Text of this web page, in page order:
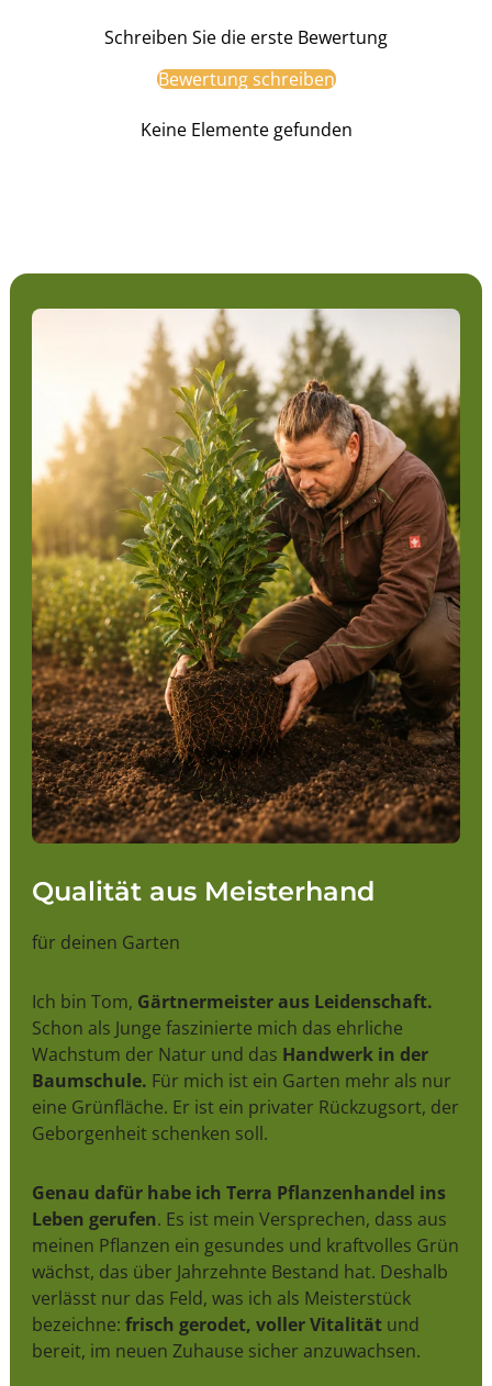
Schreiben Sie die erste Bewertung
Bewertung schreiben
Keine Elemente gefunden
Qualität aus Meisterhand
für deinen Garten
Ich bin Tom, Gärtnermeister aus Leidenschaft.
Schon als Junge faszinierte mich das ehrliche
Wachstum der Natur und das Handwerk in der
Baumschule. Für mich ist ein Garten mehr als nur
eine Grünfläche. Er ist ein privater Rückzugsort, der
Geborgenheit schenken soll.
Genau dafür habe ich Terra Pflanzenhandel ins
Leben gerufen. Es ist mein Versprechen, dass aus
meinen Pflanzen ein gesundes und kraftvolles Grün
wächst, das über Jahrzehnte Bestand hat. Deshalb
verlässt nur das Feld, was ich als Meisterstück
bezeichne: frisch gerodet, voller Vitalitätund
bereit, im neuen Zuhause sicher anzuwachsen.